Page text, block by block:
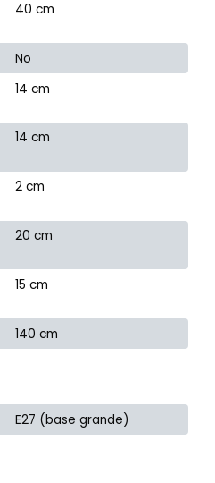
40 cm
No
14 cm
14 cm
2 cm
20 cm
15 cm
140 cm
E27 (base grande)